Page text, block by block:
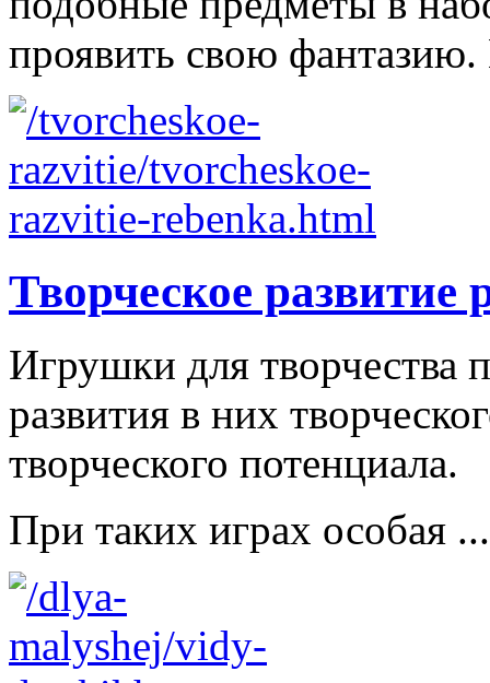
проявить свою
Творческое развитие
Игрушки для творчества
развития в них
творческого потенциала.
При таких играх особая ...